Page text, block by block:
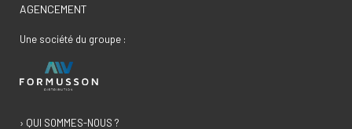
AGENCEMENT
Une société du groupe :
› QUI SOMMES-NOUS ?